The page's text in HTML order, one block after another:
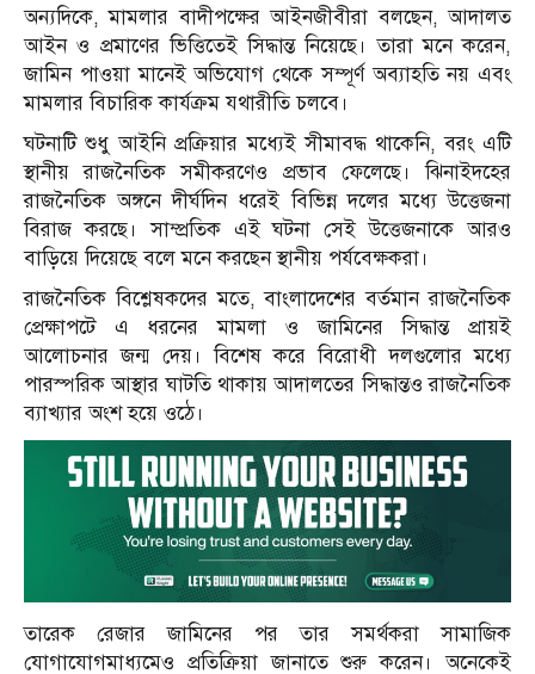
অন্যদিকে, মামলার বাদীপক্ষের আইনজীবীরা বলছেন, আদালত
আইন ও প্রমাণের ভিত্তিতেই সিদ্ধান্ত নিয়েছে। তারা মনে করেন,
জামিন পাওয়া মানেই অভিযোগ থেকে সম্পূর্ণ অব্যাহতি নয় এবং
মামলার বিচারিক কার্যক্রম যথারীতি চলবে।
ঘটনাটি শুধু আইনি প্রক্রিয়ার মধ্যেই সীমাবদ্ধ থাকেনি, বরং এটি
স্থানীয় রাজনৈতিক সমীকরণেও প্রভাব ফেলেছে। ঝিনাইদহের
রাজনৈতিক অঙ্গনে দীর্ঘদিন ধরেই বিভিন্ন দলের মধ্যে উত্তেজনা
বিরাজ করছে। সাম্প্রতিক এই ঘটনা সেই উত্তেজনাকে আরও
বাড়িয়ে দিয়েছে বলে মনে করছেন স্থানীয় পর্যবেক্ষকরা।
রাজনৈতিক বিশ্লেষকদের মতে, বাংলাদেশের বর্তমান রাজনৈতিক
প্রেক্ষাপটে এ ধরনের মামলা ও জামিনের সিদ্ধান্ত প্রায়ই
আলোচনার জন্ম দেয়। বিশেষ করে বিরোধী দলগুলোর মধ্যে
পারস্পরিক আস্থার ঘাটতি থাকায় আদালতের সিদ্ধান্তও রাজনৈতিক
ব্যাখ্যার অংশ হয়ে ওঠে।
তারেক রেজার জামিনের পর তার সমর্থকরা সামাজিক
যোগাযোগমাধ্যমেও প্রতিক্রিয়া জানাতে শুরু করেন। অনেকেই